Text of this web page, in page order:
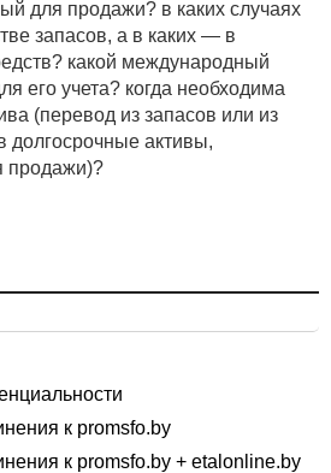
для продажи? в каких случаях
запасов, а в каких — в
какой международный
его учета? когда необходима
(перевод из запасов или из
активы,
продажи)?
к promsfo.by
к promsfo.by + etalonline.by